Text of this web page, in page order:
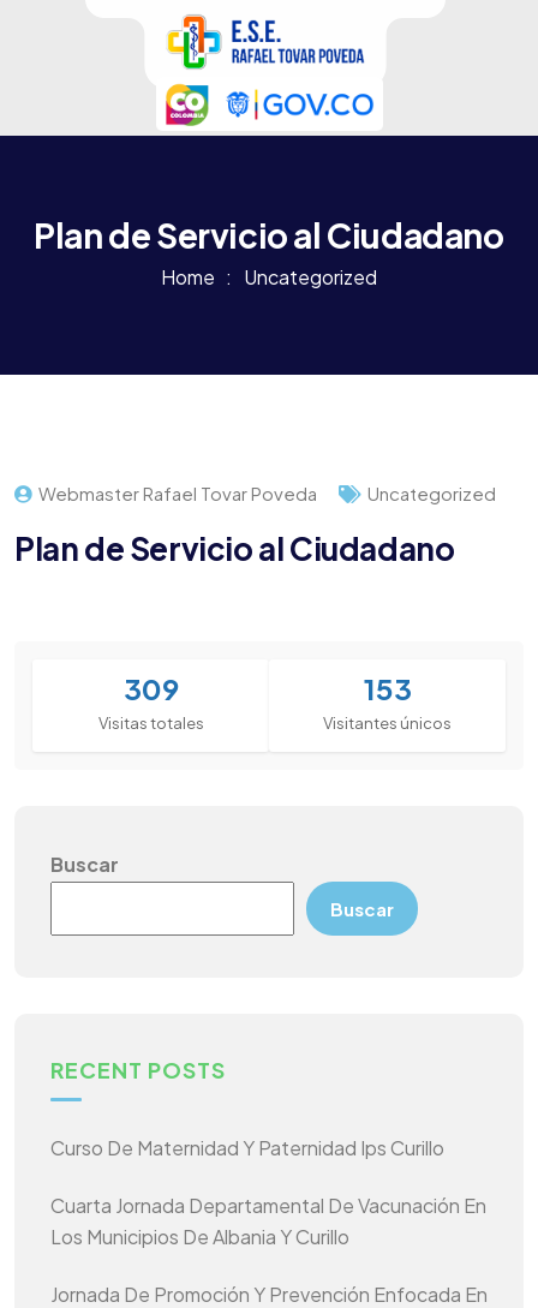
Plan de Servicio al Ciudadano
Home Uncategorized
Webmaster Rafael Tovar Poveda Uncategorized
Plan de Servicio al Ciudadano
309
Visitas totales
153
Visitantes únicos
Buscar
Buscar
RECENT POSTS
Curso De Maternidad Y Paternidad Ips Curillo
Cuarta Jornada Departamental De Vacunación En
Los Municipios De Albania Y Curillo
Jornada De Promoción Y Prevención Enfocada En